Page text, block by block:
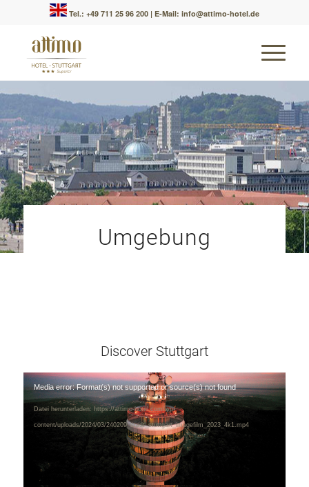
Tel.: +49 711 25 96 200 | E-Mail: info@attimo-hotel.de
Umgebung
Discover Stuttgart
Media error: Format(s) not supported or source(s) not found
Datei herunterladen: https://attimo-hotel.com/wp-
content/uploads/2024/03/240209_stadt_stuttgart_imagefilm_2023_4k1.mp4